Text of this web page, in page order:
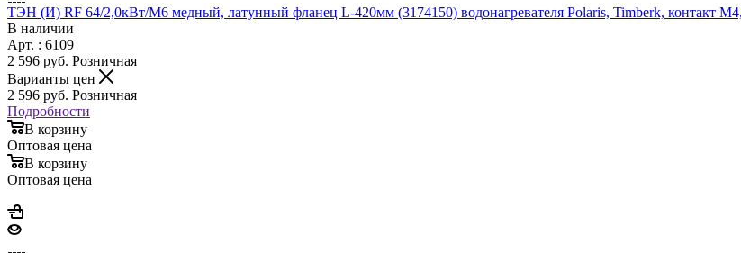
ТЭН (И) RF 64/2,0кВт/М6 медный, латунный фланец L-420мм (3174150) водонагревателя Polaris, Timberk, контакт
В наличии
Арт. : 6109
2 596 руб. Розничная
Варианты цен
2 596 руб. Розничная
Подробности
В корзину
Оптовая цена
В корзину
Оптовая цена